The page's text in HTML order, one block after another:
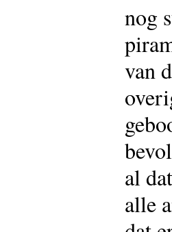
nog
van
al
alle